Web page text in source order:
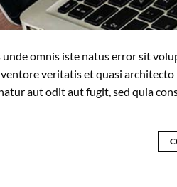
unde omnis iste natus error sit
veritatis et quasi
aut odit aut fugit, sed quia